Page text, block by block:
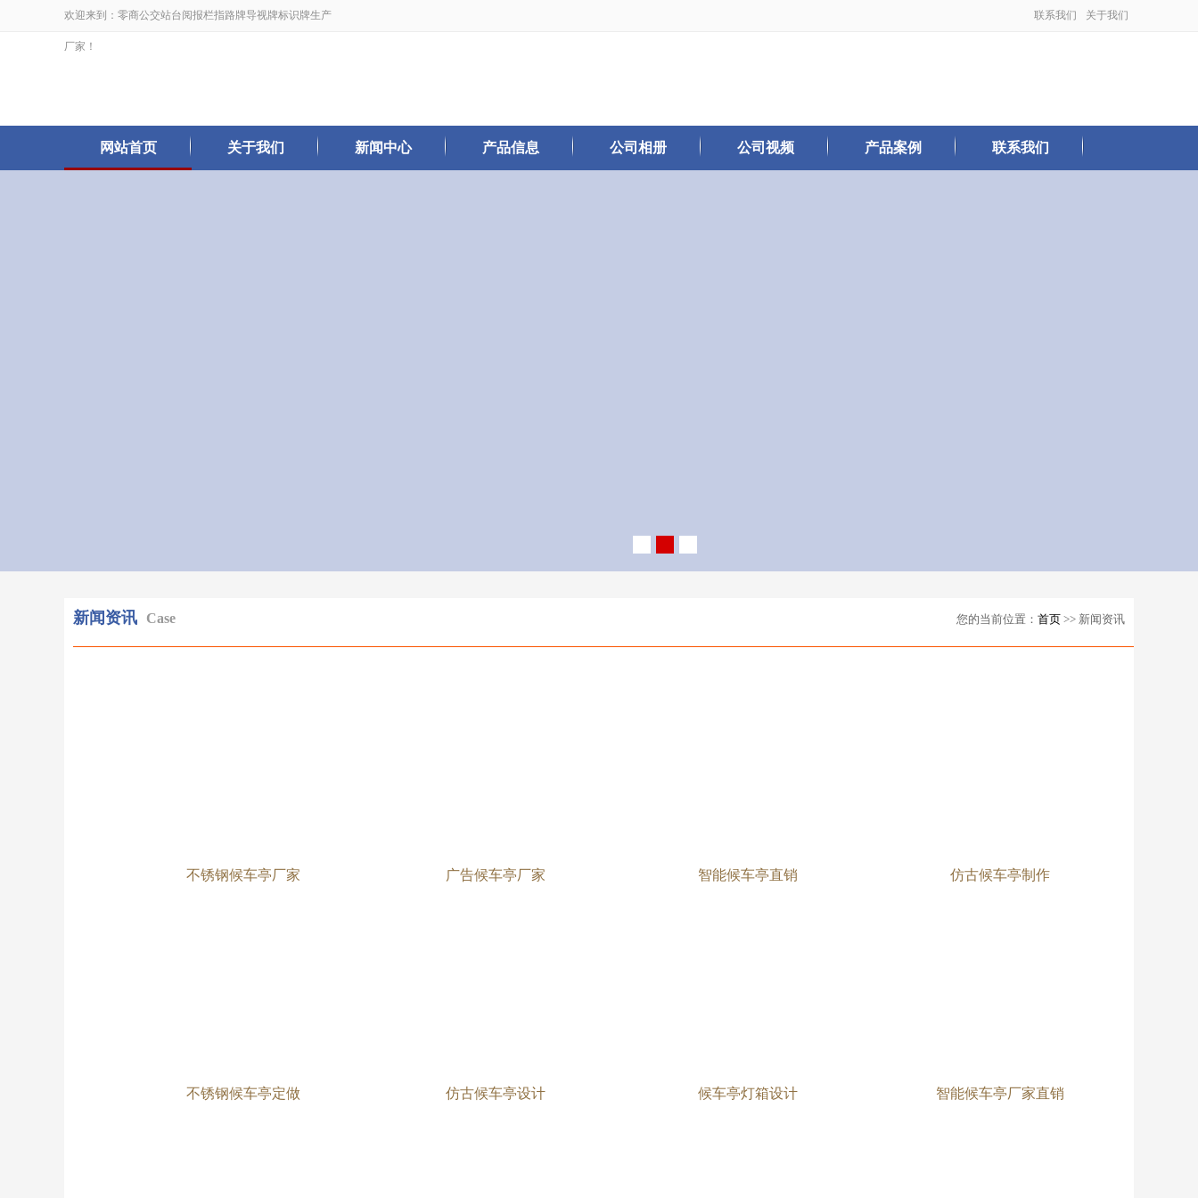
欢迎来到：零商公交站台阅报栏指路牌导视牌标识牌生产
厂家！
联系我们 关于我们
网站首页 关于我们 新闻中心 产品信息 公司相册 公司视频 产品案例 联系我们
新闻资讯 Case 您的当前位置： 首页 >> 新闻资讯
不锈钢候车亭厂家 广告候车亭厂家 智能候车亭直销 仿古候车亭制作
不锈钢候车亭定做 仿古候车亭设计 候车亭灯箱设计 智能候车亭厂家直销